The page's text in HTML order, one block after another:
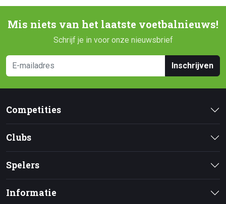
Mis niets van het laatste voetbalnieuws!
Schrijf je in voor onze nieuwsbrief
Inschrijven
Competities
Clubs
Spelers
Informatie